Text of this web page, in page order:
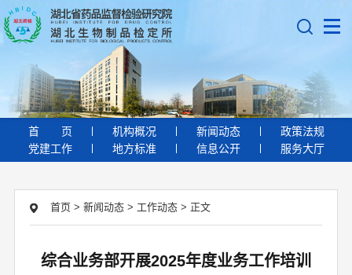
首 页 机构概况 新闻动态
政策法规
党建工作
地方标准 信息公开 服务大厅
首页 >新闻动态 > 工作动态 > 正文
综合业务部开展2025年度业务工作培训